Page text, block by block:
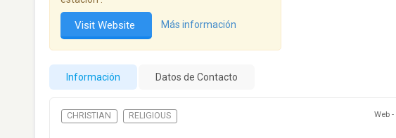
Visit Website Más información
Información Datos de Contacto
CHRISTIAN RELIGIOUS Web -